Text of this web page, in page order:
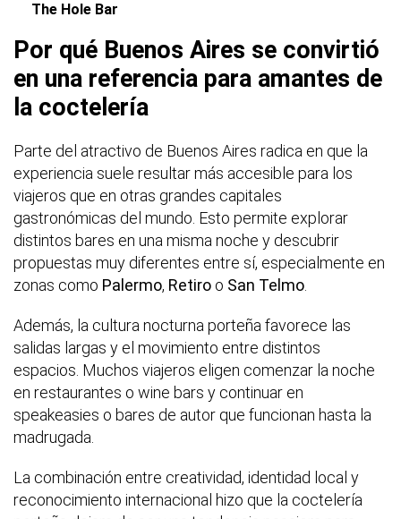
The Hole Bar
Por qué Buenos Aires se convirtió
en una referencia para amantes de
la coctelería
Parte del atractivo de Buenos Aires radica en que la
experiencia suele resultar más accesible para los
viajeros que en otras grandes capitales
gastronómicas del mundo. Esto permite explorar
distintos bares en una misma noche y descubrir
propuestas muy diferentes entre sí, especialmente en
zonas como Palermo, Retiro o San Telmo
Además, la cultura nocturna porteña favorece las
salidas largas y el movimiento entre distintos
espacios. Muchos viajeros eligen comenzar la noche
en restaurantes o wine bars y continuar en
speakeasies o bares de autor que funcionan hasta la
madrugada.
La combinación entre creatividad, identidad local y
reconocimiento internacional hizo que la coctelería